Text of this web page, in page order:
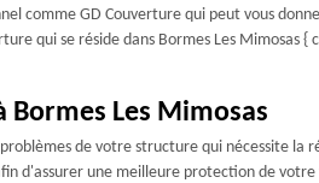
comme GD Couverture qui peut vous
qui se réside dans Bormes Les Mimosas {
Bormes Les Mimosas
de votre structure qui nécessite
d'assurer une meilleure protection de